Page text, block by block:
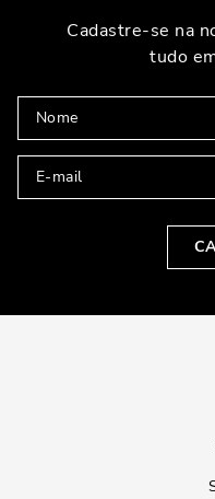
Cadastre-se na
tudo